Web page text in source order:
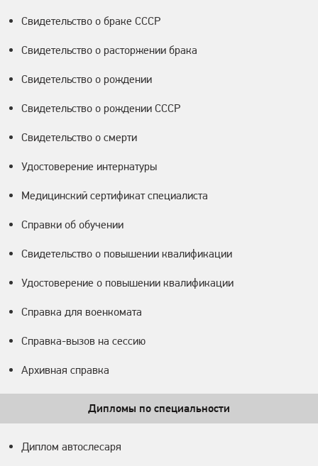
Свидетельство о браке СССР
Свидетельство о расторжении брака
Свидетельство о рождении
Свидетельство о рождении СССР
Свидетельство о смерти
Удостоверение интернатуры
Медицинский сертификат специалиста
Справки об обучении
Свидетельство о повышении квалификации
Удостоверение о повышении квалификации
Справка для военкомата
Справка-вызов на сессию
Архивная справка
Дипломы по специальности
Диплом автослесаря